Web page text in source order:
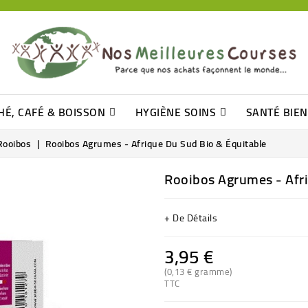
CAFÉ & BOISSON HYGIÈNE SOINS SANTÉ
Rooibos Agrumes - Afrique Du Sud Bio & Équitable
Rooibos Agrumes -
+ De Détails
3,95 €
(0,13 € gramme)
TTC